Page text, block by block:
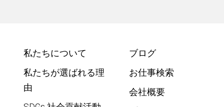
私たちについて
私たちが選ばれる理
由
ブログ
お仕事検索
会社概要